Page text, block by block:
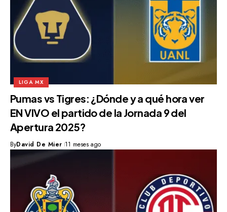
LIGA MX
Pumas vs Tigres: ¿Dónde y a qué hora ver
EN VIVO el partido de la Jornada 9 del
Apertura 2025?
ByDavid De Mier 11 meses ago